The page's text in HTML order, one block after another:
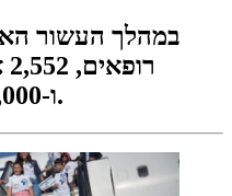
ו-22,000 עולים התגייסו לצה”ל.